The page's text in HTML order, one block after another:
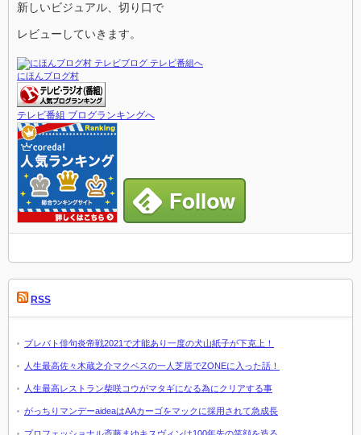
新しいビジュアル、切り口で
レビューしていきます。
にほんブログ村
テレビ番組 ブログランキングへ
RSS
プレバト俳句炎帝戦2021で才能あり一度の犬山紙子が下克上！
人生最高佐々木蔵之介マクベスの一人芝居でZONEに入った話！
人生最高レストラン柴咲コウがマタギになる為にクリアする事
がっちりマンデーaideaはAAカーゴをマックに採用されて急成長